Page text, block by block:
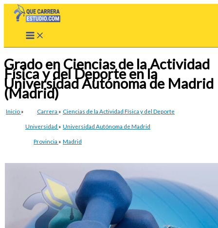
Grado en Ciencias de la Actividad
Física y del Deporte en la
Universidad Autónoma de Madrid
(Madrid)
Inicio » Carrera » Ciencias de la Actividad Física y del Deporte
Universidad » Universidad Autónoma de Madrid
Provincia » Madrid